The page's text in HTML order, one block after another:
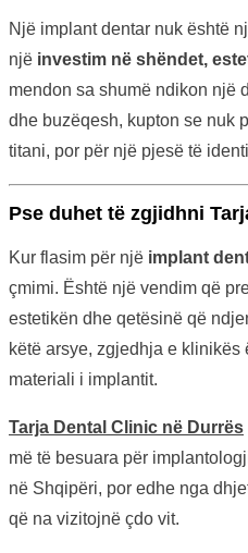
Një implant dentar nuk është
një investim në shëndet,
mendon sa shumë ndikon një
dhe buzëqesh, kupton se nuk
titani, por për një pjesë të
Pse duhet të zgjidhni
Kur flasim për një implant
çmimi. Është një vendim që
estetikën dhe qetësinë që
këtë arsye, zgjedhja e
materiali i implantit.
Tarja Dental Clinic në Durrës
më të besuara për
në Shqipëri, por edhe nga
që na vizitojnë çdo vit.